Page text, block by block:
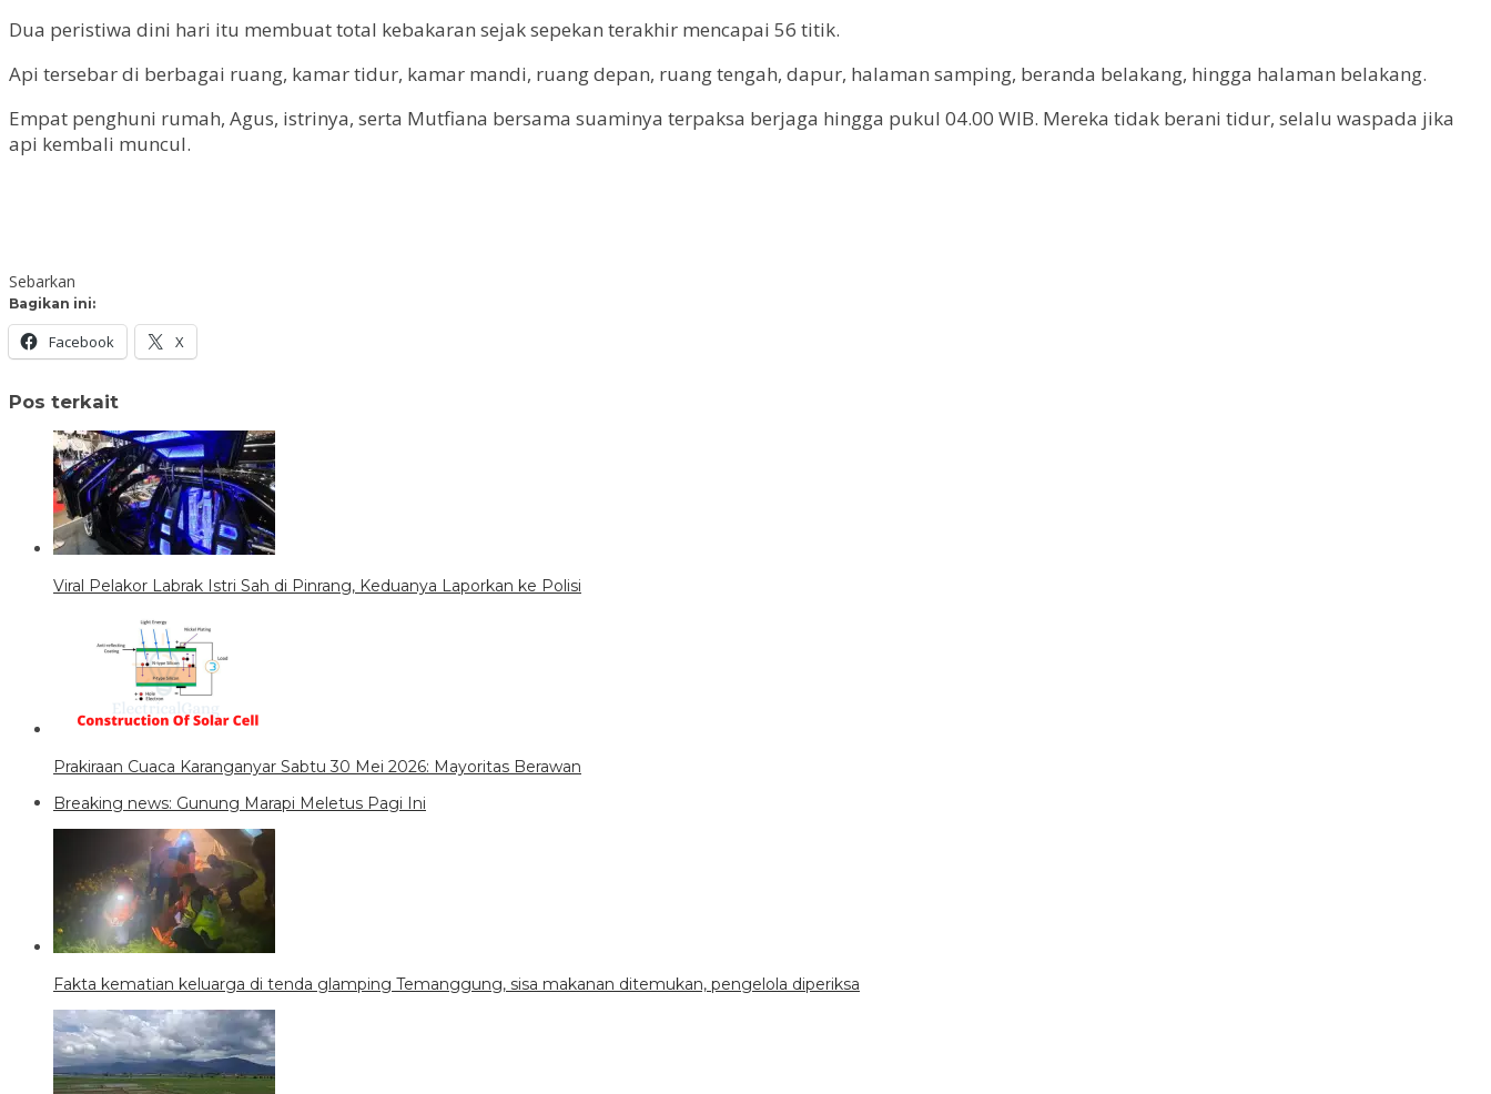
Dua peristiwa dini hari itu membuat total kebakaran sejak sepekan terakhir mencapai 56 titik.
Api tersebar di berbagai ruang, kamar tidur, kamar mandi, ruang depan, ruang tengah, dapur, halaman samping, beranda belakang, hingga halaman belakang.
Empat penghuni rumah, Agus, istrinya, serta Mutfiana bersama suaminya terpaksa berjaga hingga pukul 04.00 WIB. Mereka tidak berani tidur, selalu waspada jika
api kembali muncul.
Sebarkan
Bagikan ini:
Facebook X
Pos terkait
Viral Pelakor Labrak Istri Sah di Pinrang, Keduanya Laporkan ke Polisi
Prakiraan Cuaca Karanganyar Sabtu 30 Mei 2026: Mayoritas Berawan
Breaking news: Gunung Marapi Meletus Pagi Ini
Fakta kematian keluarga di tenda glamping Temanggung, sisa makanan ditemukan, pengelola diperiksa